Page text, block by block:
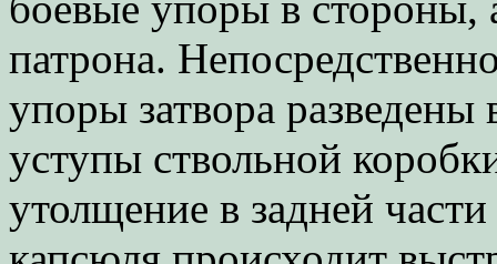
патрона.
упоры затвора разведены
уступы ствольной
утолщение в задней